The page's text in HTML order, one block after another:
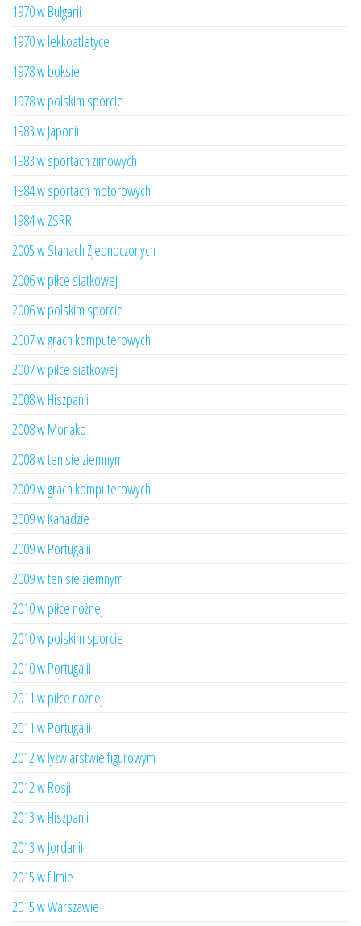
1970 w Bułgarii
1970 w lekkoatletyce
1978 w boksie
1978 w polskim sporcie
1983 w Japonii
1983 w sportach zimowych
1984 w sportach motorowych
1984 w ZSRR
2005 w Stanach Zjednoczonych
2006 w piłce siatkowej
2006 w polskim sporcie
2007 w grach komputerowych
2007 w piłce siatkowej
2008 w Hiszpanii
2008 w Monako
2008 w tenisie ziemnym
2009 w grach komputerowych
2009 w Kanadzie
2009 w Portugalii
2009 w tenisie ziemnym
2010 w piłce nożnej
2010 w polskim sporcie
2010 w Portugalii
2011 w piłce nożnej
2011 w Portugalii
2012 w łyżwiarstwie figurowym
2012 w Rosji
2013 w Hiszpanii
2013 w Jordanii
2015 w filmie
2015 w Warszawie